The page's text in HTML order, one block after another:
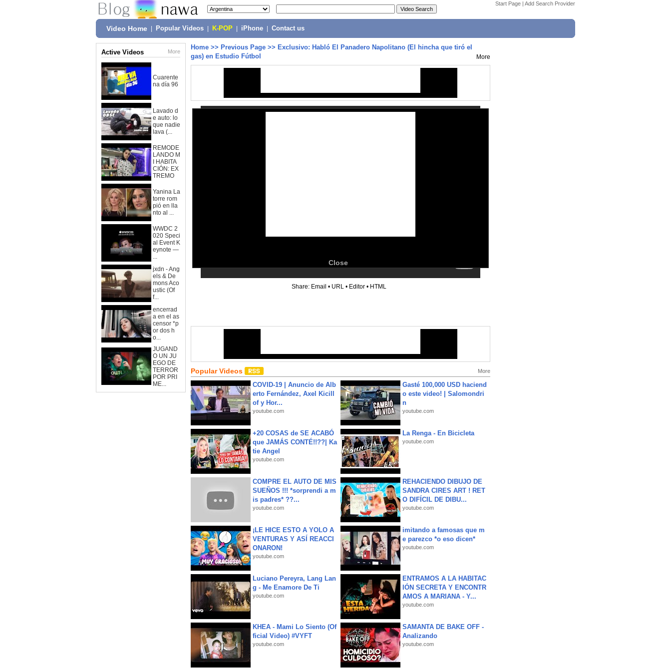
Start Page | Add Search Provider
Video Home Popular Videos K-POP iPhone Contact us
Active Videos More
Cuarente
na día 96
Lavado d
e auto: lo
que nadie
lava (...
REMODE
LANDO M
I HABITA
CIÓN: EX
TREMO
Yanina La
torre rom
pió en lla
nto al ...
WWDC 2
020 Speci
al Event K
eynote —
...
jxdn - Ang
els & De
mons Aco
ustic (Of
f...
encerrad
a en el as
censor *p
or dos h
o...
JUGAND
O UN JU
EGO DE
TERROR
POR PRI
ME...
Home >> Previous Page >> Exclusivo: Habló El Panadero Napolitano (El hincha que tiró el
gas) en Estudio Fútbol
More
Close
Share: Email • URL • Editor • HTML
Popular Videos More
COVID-19 | Anuncio de Alb
erto Fernández, Axel Kicill
of y Hor...
youtube.com
Gasté 100,000 USD haciend
o este video! | Salomondri
n
youtube.com
+20 COSAS de SE ACABÓ
que JAMÁS CONTÉ!!??| Ka
tie Angel
youtube.com
La Renga - En Bicicleta
youtube.com
COMPRE EL AUTO DE MIS
SUEÑOS !!! *sorprendi a m
is padres* ??...
youtube.com
REHACIENDO DIBUJO DE
SANDRA CIRES ART ! RET
O DIFÍCIL DE DIBU...
youtube.com
¡LE HICE ESTO A YOLO A
VENTURAS Y ASÍ REACCI
ONARON!
youtube.com
imitando a famosas que m
e parezco *o eso dicen*
youtube.com
Luciano Pereyra, Lang Lan
g - Me Enamore De Ti
youtube.com
ENTRAMOS A LA HABITAC
IÓN SECRETA Y ENCONTR
AMOS A MARIANA - Y...
youtube.com
KHEA - Mami Lo Siento (Of
ficial Video) #VYFT
youtube.com
SAMANTA DE BAKE OFF -
Analizando
youtube.com